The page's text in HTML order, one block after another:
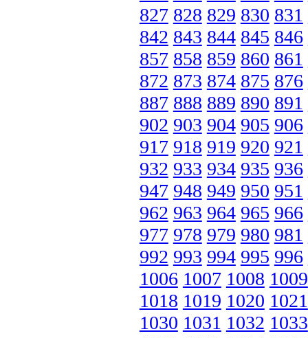
827 828 829 830 831
842 843 844 845 846
857 858 859 860 861
872 873 874 875 876
887 888 889 890 891
902 903 904 905 906
917 918 919 920 921
932 933 934 935 936
947 948 949 950 951
962 963 964 965 966
977 978 979 980 981
992 993 994 995 996
1006 1007 1008 1009
1018 1019 1020 1021
1030 1031 1032 1033